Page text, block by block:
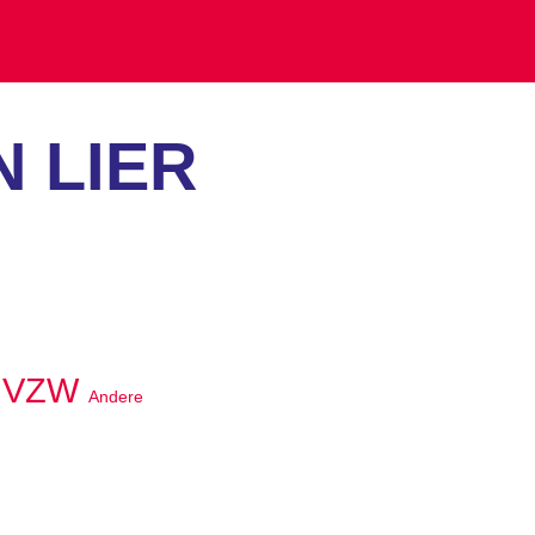
LIER
Andere